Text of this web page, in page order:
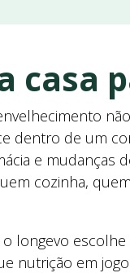
casa
dentro de um
e mudanças
cozinha,
longevo
nutrição em